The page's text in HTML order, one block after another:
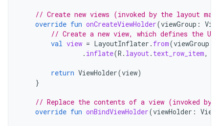
// Create new views (invoked by the layout
override fun onCreateViewHolder(viewGroup :
// Create a new view, which defines the
val view = LayoutInflater . from(viewGroup
. inflate(R . layout. text_row_item,
return ViewHolder(view)
}
// Replace the contents of a view (invoked by
override fun onBindViewHolder(viewHolder :